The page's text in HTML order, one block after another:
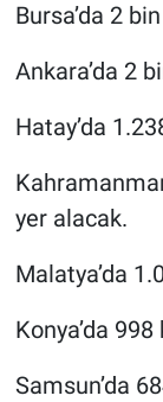
Bursa’da 2
Ankara’da 2
Hatay’da
yer alacak.
Malatya’da
Konya’da
Samsun’da